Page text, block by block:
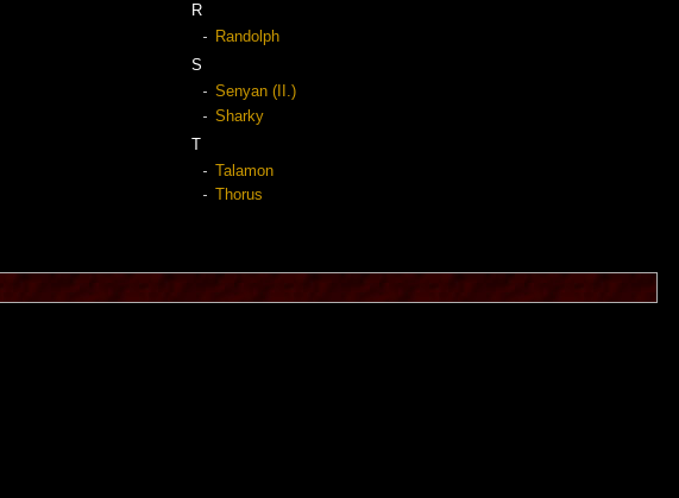
R
Randolph
S
Senyan (II.)
Sharky
Talamon
Thorus